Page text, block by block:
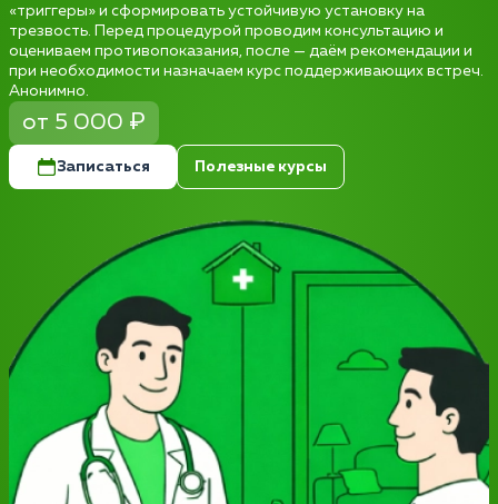
«триггеры» и сформировать устойчивую установку на
трезвость. Перед процедурой проводим консультацию и
оцениваем противопоказания, после — даём рекомендации и
при необходимости назначаем курс поддерживающих встреч.
Анонимно.
от 5 000 ₽
Записаться Полезные курсы